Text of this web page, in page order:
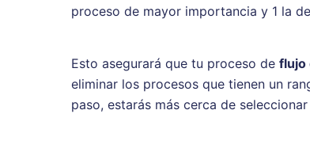
proceso de mayor importancia y 1 la
Esto asegurará que tu proceso de flujo
eliminar los procesos que tienen un
paso, estarás más cerca de